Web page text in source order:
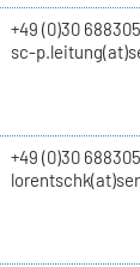
+49 (0)30
sc-
+49 (0)30